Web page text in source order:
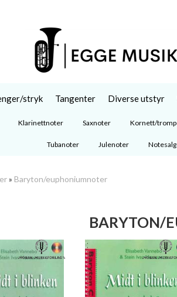
stryk Tangenter Diverse utstyr
Klarinettnoter Saxnoter Kornett/
Tubanoter Julenoter
» Baryton/euphoniumnoter
BARYTON/